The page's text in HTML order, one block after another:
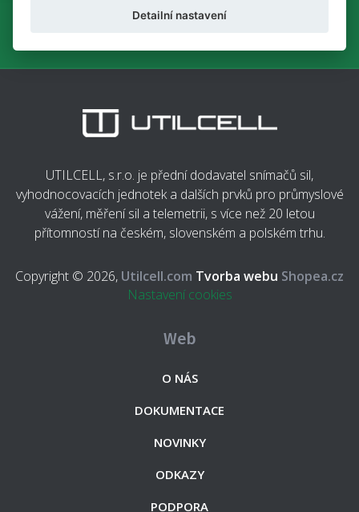
UTILCELL, s.r.o. je přední dodavatel snímačů sil,
vyhodnocovacích jednotek a dalších prvků pro průmyslové
vážení, měření sil a telemetrii, s více než 20 letou
přítomností na českém, slovenském a polském trhu.
Copyright © 2026, Utilcell.com Tvorba webu Shopea.cz
Nastavení cookies
Web
O NÁS
DOKUMENTACE
NOVINKY
ODKAZY
PODPORA
Detailní nastavení